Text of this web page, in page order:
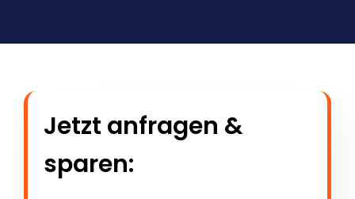
Jetzt anfragen &
sparen: